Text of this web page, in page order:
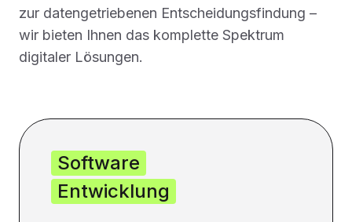
zur datengetriebenen Entscheidungsfindung –
wir bieten Ihnen das komplette Spektrum
digitaler Lösungen.
Software
Entwicklung